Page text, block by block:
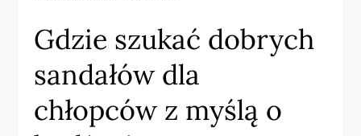
Gdzie szukać dobrych
sandałów dla
chłopców z myślą o